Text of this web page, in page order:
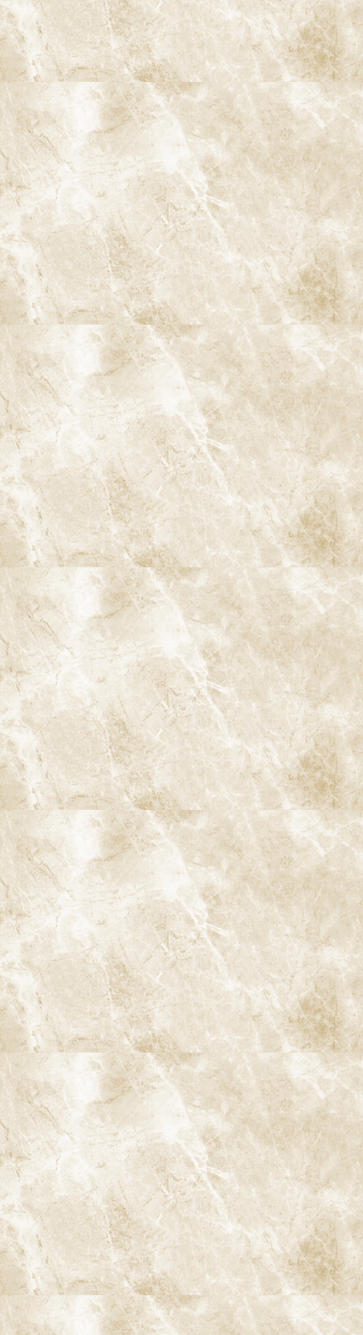
エナメル質が薄く軟らかいため、進行が早い
痛みをうまく訴えられず、発見が遅れやすい
むし歯が歯並びや顎の成長に影響することがある
むし歯経験が多いと、その後のリスクも高まる
大人のむし歯
詰め物・被せ物の周囲や下にできる二次むし歯が増える
歯ぐきが下がって根面むし歯が増える
忙しさやストレスでセルフケアが疎かになることがある
阿佐ヶ谷で「むし歯が気になる方」
へ
「少し黒く見えるところがある」「時々しみるけれど、我慢でき
るから様子を見ている」――。そうした小さなサインが、大きなむし
歯や神経の病気の前触れであることも少なくありません。当院で
は、むし歯という病気自体の正しい理解と、早期発見・早期対応
を大切にしています。むし歯の治療方法や、歯をできるだけ削ら
ないMI治療については、別ページで詳しくご紹介していますの
で、そちらもぜひご参照ください。阿佐ヶ谷周辺でむし歯が気に
なる方は、痛みが強くなる前の段階で、お気軽にご相談くださ
い。
ページのトップへ
予防
歯のクリーニングと検査
歯周病治療
むし歯治療
根管治療
親知らずの抜歯
小児歯科
インプラント治療
ストローマンインプラント
ジンヴィ・インプラント
ブリッジ
入れ歯
歯の移植
ホワイトニング
ダイレクトボンディング
白い歯・セラミック治療
審美入れ歯
歯列矯正・矯正治療
小児矯正
インビザライン
インビザラインファースト
マイオブレース
口腔がん検診
歯ぎしり・食いしばり
顎関節症の治療
スポーツマウスガード
睡眠時無呼吸症候群
このページのコンテンツ
ドクターより
むし歯とはどのような病気か
むし歯ができる4つの要因（4つの輪）